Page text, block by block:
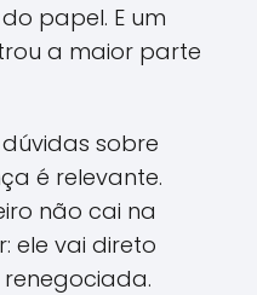
papel. E um
a maior parte
sobre
é relevante.
não cai na
ele vai direto